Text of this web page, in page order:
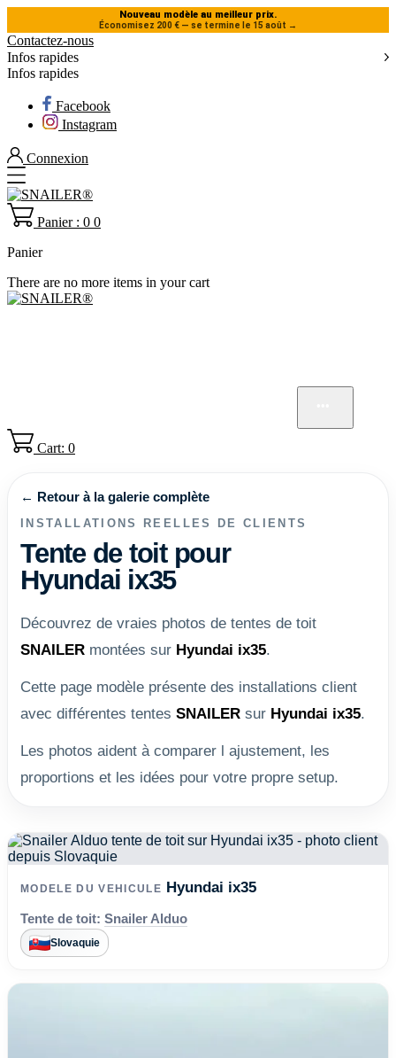
Nouveau modèle au meilleur prix.
Économisez 200 € — se termine le 15 août →
Contactez-nous
Infos rapides
Infos rapides
Facebook
Instagram
Connexion
Panier : 0 0
Panier
There are no more items in your cart
Cart: 0
← Retour à la galerie complète
INSTALLATIONS REELLES DE CLIENTS
Tente de toit pour
Hyundai ix35
Découvrez de vraies photos de tentes de toit
SNAILER montées sur Hyundai ix35.
Cette page modèle présente des installations client
avec différentes tentes SNAILER sur Hyundai ix35.
Les photos aident à comparer l ajustement, les
proportions et les idées pour votre propre setup.
MODELE DU VEHICULE Hyundai ix35
Tente de toit: Snailer Alduo
Slovaquie